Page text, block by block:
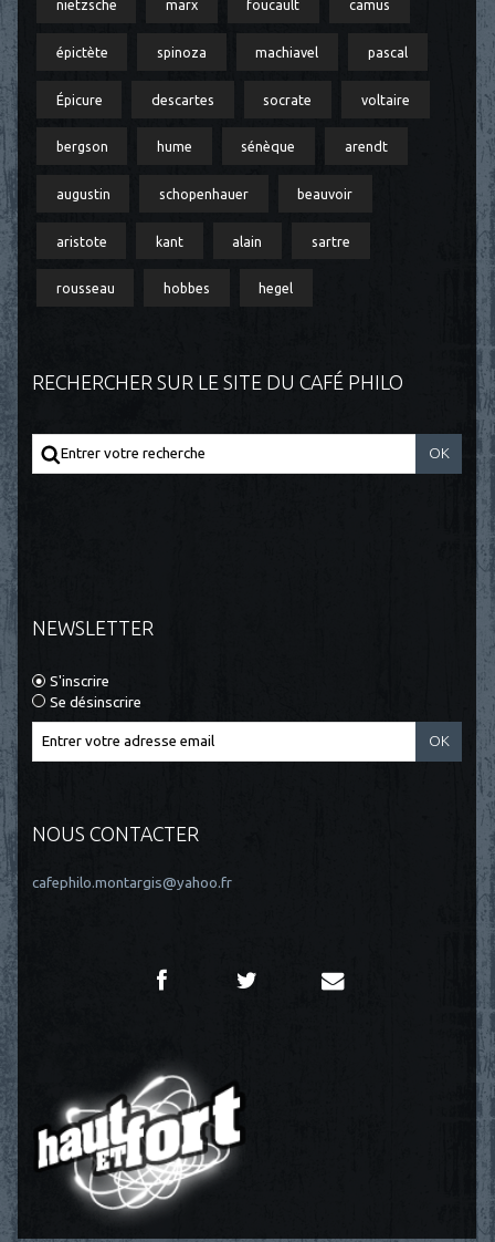
nietzsche marx foucault camus
épictète spinoza machiavel pascal
Épicure descartes socrate voltaire
bergson hume sénèque arendt
augustin schopenhauer beauvoir
aristote kant alain sartre
rousseau hobbes hegel
RECHERCHER SUR LE SITE DU CAFÉ PHILO
NEWSLETTER
S'inscrire
Se désinscrire
NOUS CONTACTER
cafephilo.montargis@yahoo.fr